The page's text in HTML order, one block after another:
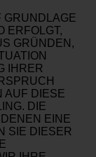
GRUNDLAGE
ERFOLGT,
GRÜNDEN,
IHRER
AUF DIESE
DIE
EINE
SIE DIESER